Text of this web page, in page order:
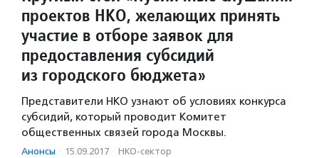
проектов НКО, желающих принять
участие в отборе заявок для
предоставления субсидий
из городского бюджета»
Представители НКО узнают об условиях конкурса
субсидий, который проводит Комитет
общественных связей города Москвы.
Анонсы · 15.09.2017 · НКО-сектор